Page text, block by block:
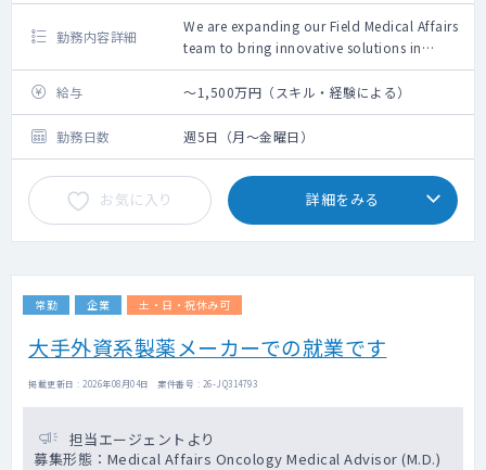
・有害事象コーディングの医学的レビューを
行う
・総括報告書とナラティブのレビューを行う
・キックオフミーティング、チームミーティ
ング、クライアントミーティングに参加する
・就業時間以外にプロトコル関連する緊急問
題が生じた場合は所定のルールに従ってタイ
ムリーに対応する
勤務内容詳細
We are expanding our Field Medical Affairs
team to bring innovative solutions in
oncology and hematology oncology to
the forefront. As a Senior Manager, Field
Medical Affairs, you will play a pivotal role
in advancing scientific exchange,
collaborating with therapeutic area
experts, and supporting clinical
development initiatives. Join us in shaping
the future of healthcare while contributing
to meaningful, impactful work in a
A Typical Day:
Identify and maintain relationships with
investigators, and other stakeholders.
in compliance with industry regulations.
Perform disease management and
給与 ～1,500万円（スキル・経験による）
勤務日数 週5日（月～金曜日）
お気に入り 詳細をみる
常勤 企業 土・日・祝休み可
大手外資系製薬メーカーでの就業です
掲載更新日 : 2026年08月04日 案件番号 : 26-JQ314793
担当エージェントより
募集形態：Medical Affairs Oncology Medical Advisor (M.D.)